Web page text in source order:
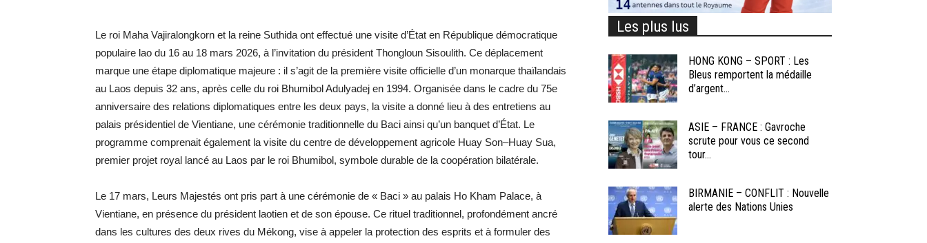
Le roi Maha Vajiralongkorn et la reine Suthida ont effectué une visite d’État en République démocratique
populaire lao du 16 au 18 mars 2026, à l’invitation du président Thongloun Sisoulith. Ce déplacement
marque une étape diplomatique majeure : il s’agit de la première visite officielle d’un monarque thaïlandais
au Laos depuis 32 ans, après celle du roi Bhumibol Adulyadej en 1994. Organisée dans le cadre du 75e
anniversaire des relations diplomatiques entre les deux pays, la visite a donné lieu à des entretiens au
palais présidentiel de Vientiane, une cérémonie traditionnelle du Baci ainsi qu’un banquet d’État. Le
programme comprenait également la visite du centre de développement agricole Huay Son–Huay Sua,
premier projet royal lancé au Laos par le roi Bhumibol, symbole durable de la coopération bilatérale.
Le 17 mars, Leurs Majestés ont pris part à une cérémonie de « Baci » au palais Ho Kham Palace, à
Vientiane, en présence du président laotien et de son épouse. Ce rituel traditionnel, profondément ancré
dans les cultures des deux rives du Mékong, vise à appeler la protection des esprits et à formuler des
Les plus lus
HONG KONG – SPORT : Les
Bleus remportent la médaille
d’argent...
ASIE – FRANCE : Gavroche
scrute pour vous ce second
tour...
BIRMANIE – CONFLIT : Nouvelle
alerte des Nations Unies